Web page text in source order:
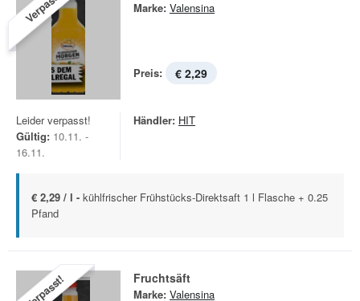
Marke: Valensina
Preis: € 2,29
Leider verpasst!
Gültig: 10.11. -
16.11.
Händler: HIT
€ 2,29 / l - kühlfrischer Frühstücks-Direktsaft 1 l Flasche + 0.25
Pfand
Verpasst! Fruchtsäft
Marke: Valensina